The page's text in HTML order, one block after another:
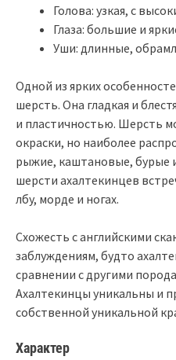
Голова: узкая, с
Глаза: большие и
Уши: длинные,
Одной из ярких
шерсть. Она гладкая и
и пластичностью. Шерсть
окраски, но наиболее
рыжие, каштановые, бурые
шерсти ахалтекинцев
лбу, морде и ногах.
Схожесть с английскими
заблуждениям, будто
сравнении с другими
Ахалтекинцы уникальны и
собственной уникальной
Характер